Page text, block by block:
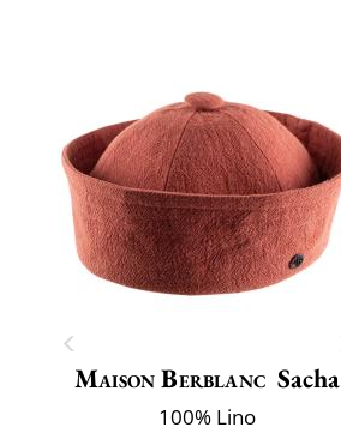
Maison Berblanc Sacha
100% Lino